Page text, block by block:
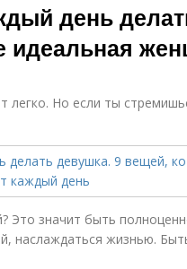
день
идеальная
легко. Но если ты
Это значит быть
наслаждаться жизнью.